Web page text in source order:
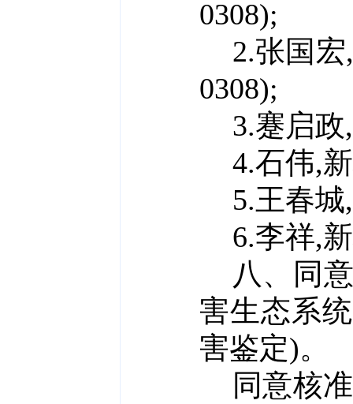
0308);
2.张国
0308);
3.蹇启
4.石伟,
5.王春
6.李祥,
八、
同
害生态系
害鉴定)。
同意核